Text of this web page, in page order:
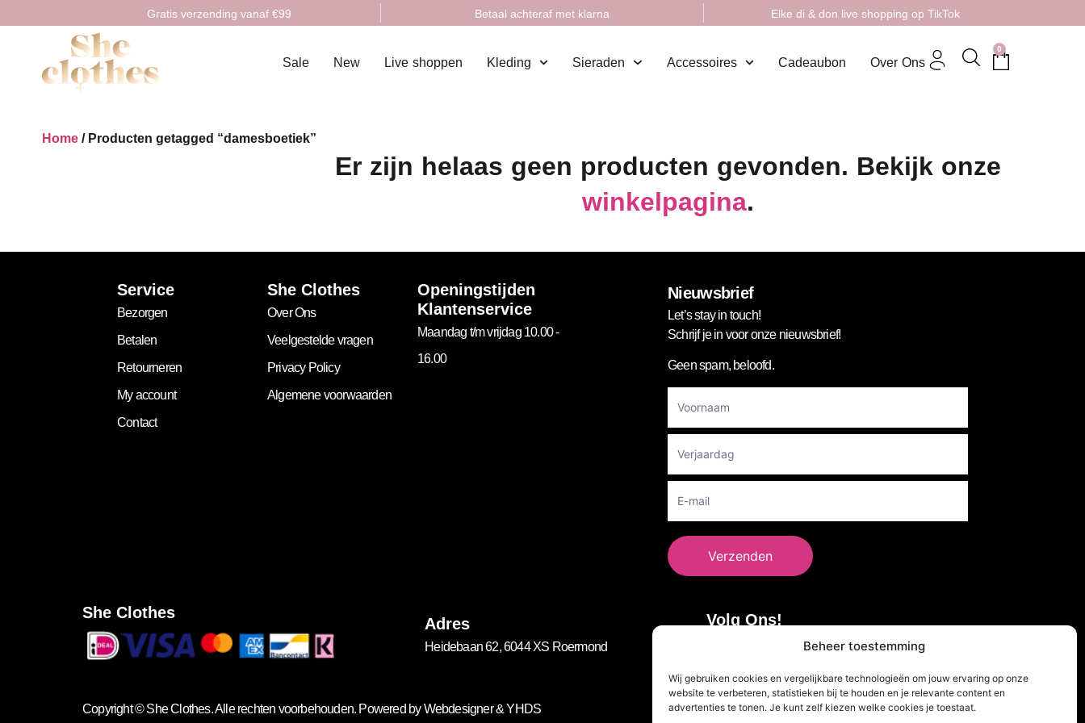
Beheer toestemming
Wij gebruiken cookies en vergelijkbare technologieën om jouw ervaring op onze
website te verbeteren, statistieken bij te houden en je relevante content en
advertenties te tonen. Je kunt zelf kiezen welke cookies je toestaat.
Gratis verzending vanaf €99 Betaal achteraf met klarna Elke di & don live shopping op TikTok
Sale New Live shoppen Kleding Sieraden Accessoires Cadeaubon Over Ons
0
Home / Producten getagged “damesboetiek”
Er zijn helaas geen producten gevonden. Bekijk onze
winkelpagina.
Service
Bezorgen
Betalen
Retourneren
My account
Contact
She Clothes
Over Ons
Veelgestelde vragen
Privacy Policy
Algemene voorwaarden
Openingstijden
Klantenservice
Maandag t/m vrijdag 10.00 -
16.00
Nieuwsbrief
Let’s stay in touch!
Schrijf je in voor onze nieuwsbrief!
Geen spam, beloofd.
Newsletter
Verzenden
She Clothes
Adres
Heidebaan 62, 6044 XS Roermond
Volg Ons!
Copyright ©She Clothes. Alle rechten voorbehouden. Powered byWebdesigner&YHDS